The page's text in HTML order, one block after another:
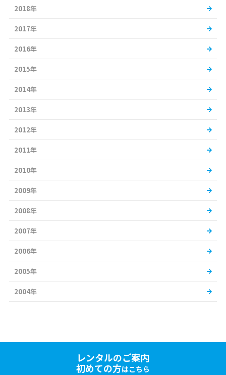
2018年
2017年
2016年
2015年
2014年
2013年
2012年
2011年
2010年
2009年
2008年
2007年
2006年
2005年
2004年
レンタルのご案内
初めての方はこちら